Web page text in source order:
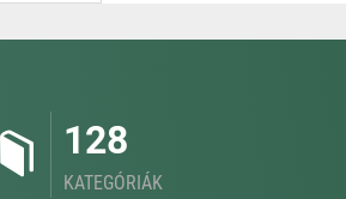
128
KATEGÓRIÁK